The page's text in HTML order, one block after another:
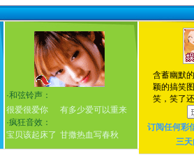
·和弦铃声：
很爱很爱你
有多少爱可以重来
·疯狂音效：
宝贝该起床了 甘撒热血写春秋
含蓄幽默
颖的搞笑
笑，笑了还
订阅任何彩
三